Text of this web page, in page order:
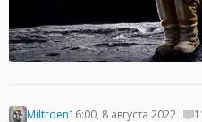
Miltroen16:00, 8 августа 2022